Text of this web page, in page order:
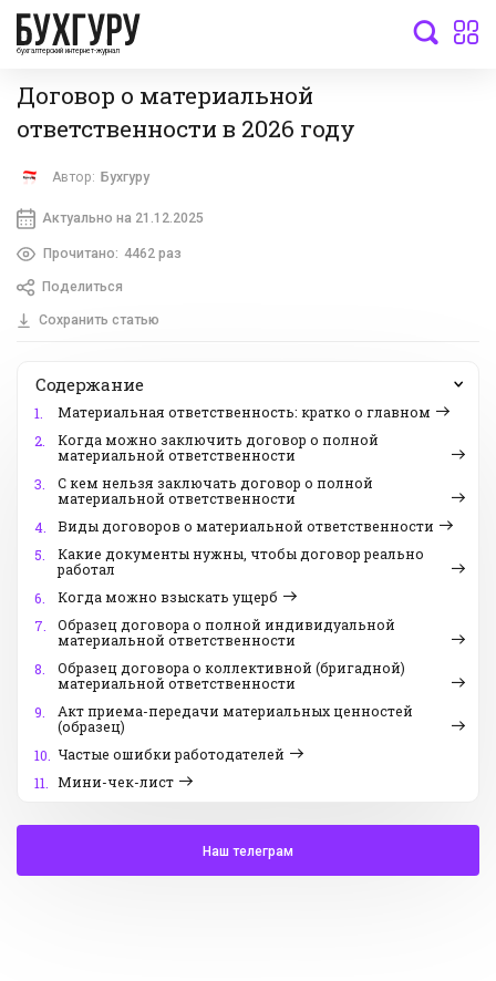
бухгалтерский интернет-журнал
Договор о материальной
ответственности в 2026 году
Автор: Бухгуру
Актуально на 21.12.2025
Прочитано: 4462 раз
Поделиться
Сохранить статью
Содержание
1.
Материальная ответственность: кратко о главном
2.
Когда можно заключить договор о полной
материальной ответственности
3.
С кем нельзя заключать договор о полной
материальной ответственности
4.
Виды договоров о материальной ответственности
5.
Какие документы нужны, чтобы договор реально
работал
6.
Когда можно взыскать ущерб
7.
Образец договора о полной индивидуальной
материальной ответственности
8.
Образец договора о коллективной (бригадной)
материальной ответственности
9.
Акт приема-передачи материальных ценностей
(образец)
10. Частые ошибки работодателей
11. Мини-чек-лист
Наш телеграм